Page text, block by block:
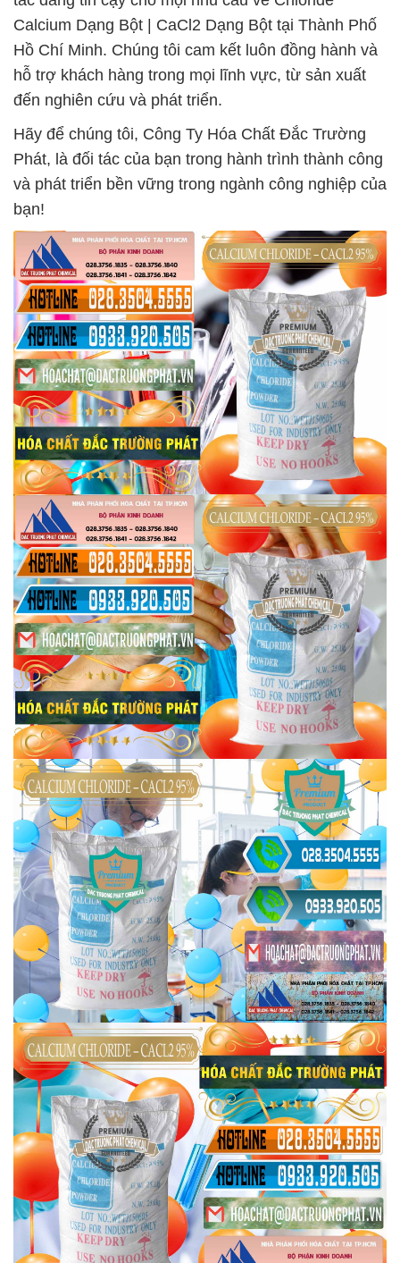
Calcium Dạng Bột | CaCl2 Dạng Bột tại Thành Phố
Hồ Chí Minh. Chúng tôi cam kết luôn đồng hành và
hỗ trợ khách hàng trong mọi lĩnh vực, từ sản xuất
đến nghiên cứu và phát triển.
Hãy để chúng tôi, Công Ty Hóa Chất Đắc Trường
Phát, là đối tác của bạn trong hành trình thành công
và phát triển bền vững trong ngành công nghiệp của
bạn!